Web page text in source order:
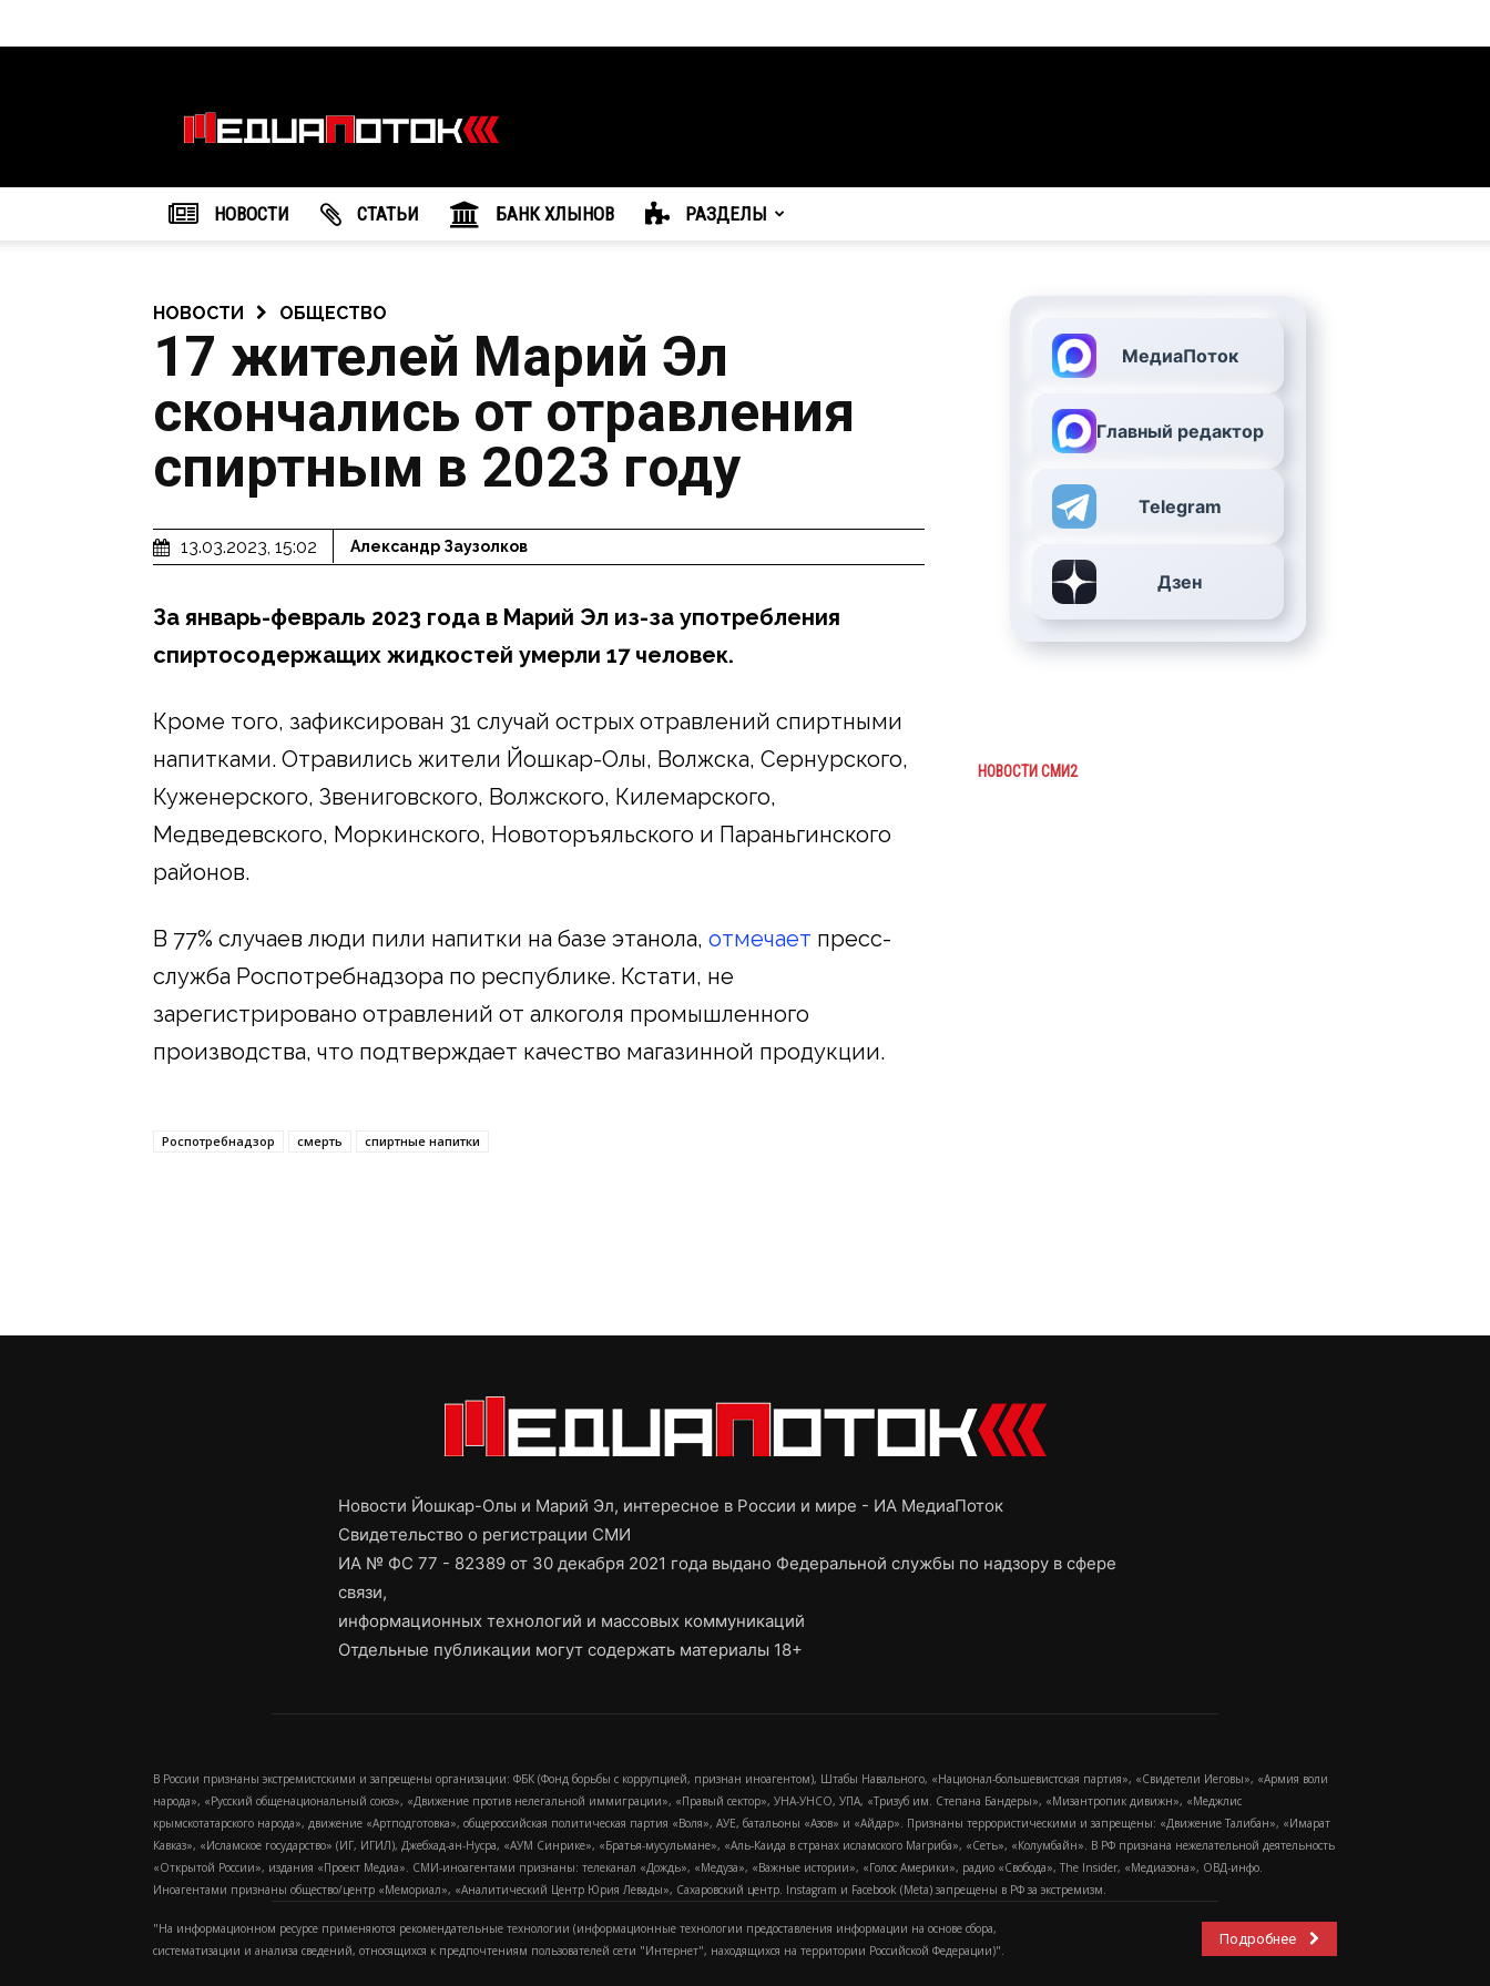
агентство
"МедиаПоток"
НОВОСТИ CТАТЬИ БАНК ХЛЫНОВ РАЗДЕЛЫ
НОВОСТИ ОБЩЕСТВО
17 жителей Марий Эл
скончались от отравления
спиртным в 2023 году
13.03.2023, 15:02 Александр Заузолков
За январь-февраль 2023 года в Марий Эл из-за употребления
спиртосодержащих жидкостей умерли 17 человек.
Кроме того, зафиксирован 31 случай острых отравлений спиртными
напитками. Отравились жители Йошкар-Олы, Волжска, Сернурского,
Куженерского, Звениговского, Волжского, Килемарского,
Медведевского, Моркинского, Новоторъяльского и Параньгинского
районов.
В 77% случаев люди пили напитки на базе этанола, отмечает пресс-
служба Роспотребнадзора по республике. Кстати, не
зарегистрировано отравлений от алкоголя промышленного
производства, что подтверждает качество магазинной продукции.
Роспотребнадзор смерть спиртные напитки
МедиаПоток
Главный редактор
Telegram
Дзен
НОВОСТИ СМИ2
Новости Йошкар-Олы и Марий Эл, интересное в России и мире - ИА МедиаПоток
Свидетельство о регистрации СМИ
ИА № ФС 77 - 82389 от 30 декабря 2021 года выдано Федеральной службы по надзору в сфере
связи,
информационных технологий и массовых коммуникаций
Отдельные публикации могут содержать материалы 18+
В России признаны экстремистскими и запрещены организации: ФБК (Фонд борьбы с коррупцией, признан иноагентом), Штабы Навального, «Национал-большевистская партия», «Свидетели Иеговы», «Армия воли
народа», «Русский общенациональный союз», «Движение против нелегальной иммиграции», «Правый сектор», УНА-УНСО, УПА, «Тризуб им. Степана Бандеры», «Мизантропик дивижн», «Меджлис
крымскотатарского народа», движение «Артподготовка», общероссийская политическая партия «Воля», АУЕ, батальоны «Азов» и «Айдар». Признаны террористическими и запрещены: «Движение Талибан», «Имарат
Кавказ», «Исламское государство» (ИГ, ИГИЛ), Джебхад-ан-Нусра, «АУМ Синрике», «Братья-мусульмане», «Аль-Каида в странах исламского Магриба», «Сеть», «Колумбайн». В РФ признана нежелательной деятельность
«Открытой России», издания «Проект Медиа». СМИ-иноагентами признаны: телеканал «Дождь», «Медуза», «Важные истории», «Голос Америки», радио «Свобода», The Insider, «Медиазона», ОВД-инфо.
Иноагентами признаны общество/центр «Мемориал», «Аналитический Центр Юрия Левады», Сахаровский центр. Instagram и Facebook (Metа) запрещены в РФ за экстремизм.
"На информационном ресурсе применяются рекомендательные технологии (информационные технологии предоставления информации на основе сбора,
систематизации и анализа сведений, относящихся к предпочтениям пользователей сети "Интернет", находящихся на территории Российской Федерации)".
Подробнее